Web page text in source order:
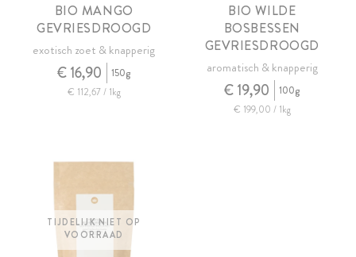
BIO MANGO
GEVRIESDROOGD
exotisch zoet & knapperig
€ 16,90
150g
€ 112,67 / 1kg
BIO WILDE
BOSBESSEN
GEVRIESDROOGD
aromatisch & knapperig
€ 19,90
100g
€ 199,00 / 1kg
TIJDELIJK NIET OP
VOORRAAD